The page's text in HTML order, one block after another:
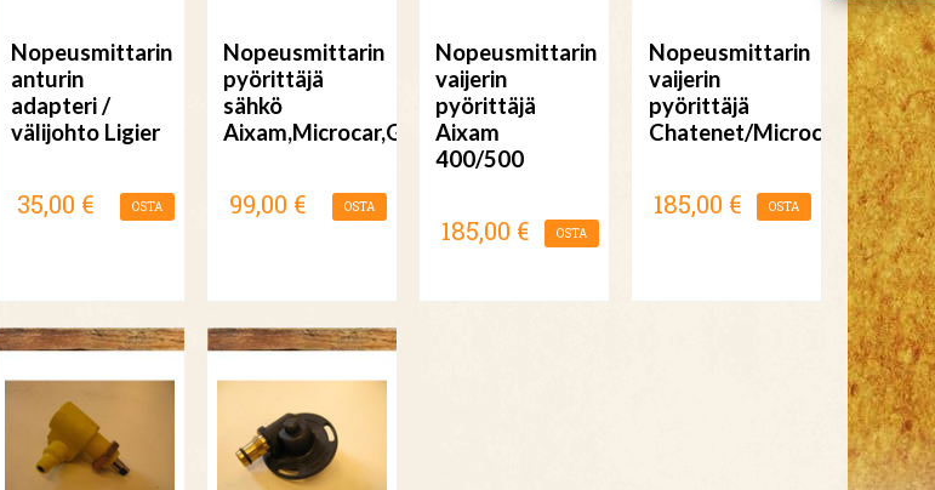
Nopeusmittarin
anturin
adapteri /
välijohto Ligier
35,00 € OSTA
Nopeusmittarin
pyörittäjä
sähkö
Aixam,Microcar,Grecav,Chatenet
99,00 € OSTA
Nopeusmittarin
vaijerin
pyörittäjä
Aixam
400/500
185,00 € OSTA
Nopeusmittarin
vaijerin
pyörittäjä
Chatenet/Microcar/Bellier
185,00 € OSTA